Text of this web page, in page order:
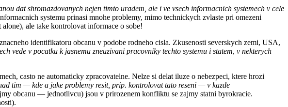
dat shromazdovanych nejen timto uradem, ale i ve vsech informacnich systemech v cele
systemu prinasi mnohe problemy, mimo technickych zvlaste pri omezeni
ale take kontrolovat informace o sobe!
identifikatoru obcanu v podobe rodneho cisla. Zkusenosti severskych zemi, USA,
vede v pocatku k jasnemu zneuzivani pracovniky techto systemu i statem, v nekterych
casto ne automaticky zpracovatelne. Nelze si delat iluze o nebezpeci, ktere hrozi
tim — kde a jake problemy resit, prip. kontrolovat tato reseni — v kazde
obcanu — jednotlivcu) jsou v prirozenem konfliktu se zajmy statni byrokracie.